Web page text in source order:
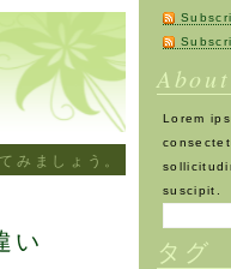
みましょう。
い
About
Lorem
suscipit.
タグ